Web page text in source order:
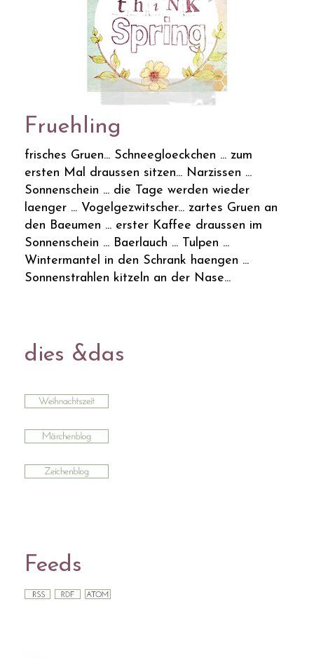
Fruehling
frisches Gruen... Schneegloeckchen ... zum
ersten Mal draussen sitzen... Narzissen ...
Sonnenschein ... die Tage werden wieder
laenger ... Vogelgezwitscher... zartes Gruen an
den Baeumen ... erster Kaffee draussen im
Sonnenschein ... Baerlauch ... Tulpen ...
Wintermantel in den Schrank haengen ...
Sonnenstrahlen kitzeln an der Nase...
dies &das
Feeds